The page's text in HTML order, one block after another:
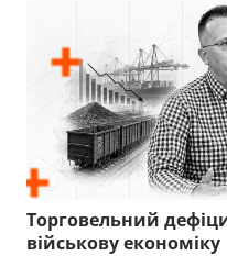
Торговельний
військову економіку